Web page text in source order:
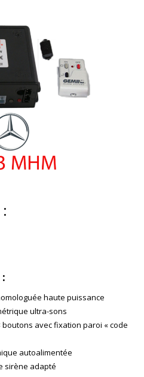
haute puissance
ultra-sons
boutons avec fixation paroi « code
autoalimentée
sirène adapté